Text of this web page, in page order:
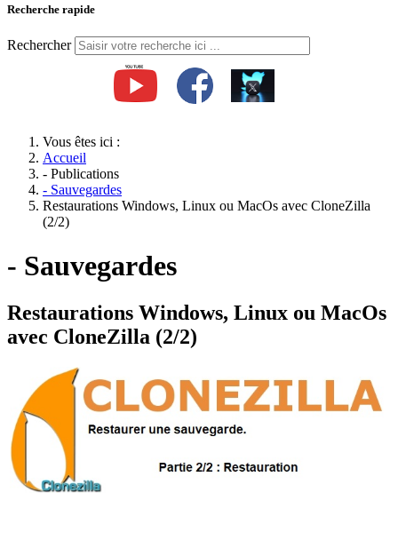
Recherche rapide
Rechercher
Vous êtes ici :
Accueil
- Publications
- Sauvegardes
Restaurations Windows, Linux ou MacOs avec CloneZilla
(2/2)
- Sauvegardes
Restaurations Windows, Linux ou MacOs
avec CloneZilla (2/2)